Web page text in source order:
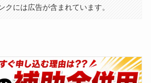
クには広告が含まれています。